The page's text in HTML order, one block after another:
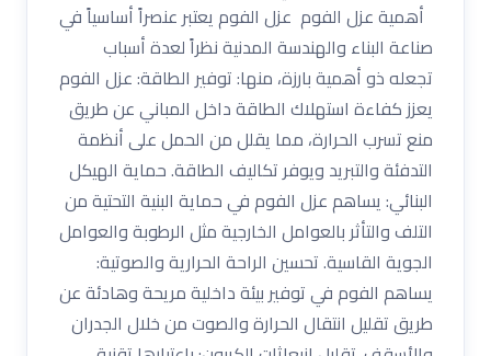
أهمية عزل الفوم عزل الفوم يعتبر عنصراً أساسياً في
صناعة البناء والهندسة المدنية نظراً لعدة أسباب
تجعله ذو أهمية بارزة، منها: توفير الطاقة: عزل الفوم
يعزز كفاءة استهلاك الطاقة داخل المباني عن طريق
منع تسرب الحرارة، مما يقلل من الحمل على أنظمة
التدفئة والتبريد ويوفر تكاليف الطاقة. حماية الهيكل
البنائي: يساهم عزل الفوم في حماية البنية التحتية من
التلف والتأثر بالعوامل الخارجية مثل الرطوبة والعوامل
الجوية القاسية. تحسين الراحة الحرارية والصوتية:
يساهم الفوم في توفير بيئة داخلية مريحة وهادئة عن
طريق تقليل انتقال الحرارة والصوت من خلال الجدران